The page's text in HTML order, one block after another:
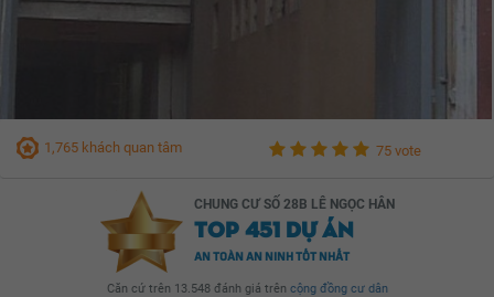
1,765 khách quan tâm 75 vote
CHUNG CƯ SỐ 28B LÊ NGỌC HÂN
TOP 451 DỰ ÁN
AN TOÀN AN NINH TỐT NHẤT
Căn cứ trên 13.548 đánh giá trên cộng đồng cư dân